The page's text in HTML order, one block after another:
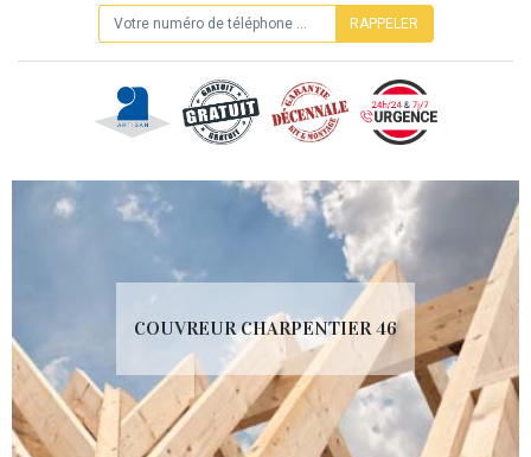
COUVREUR CHARPENTIER 46